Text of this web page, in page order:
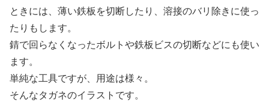
ときには、薄い鉄板を切断したり、溶接のバリ除きに使っ
たりもします。
錆で回らなくなったボルトや鉄板ビスの切断などにも使い
ます。
単純な工具ですが、用途は様々。
そんなタガネのイラストです。